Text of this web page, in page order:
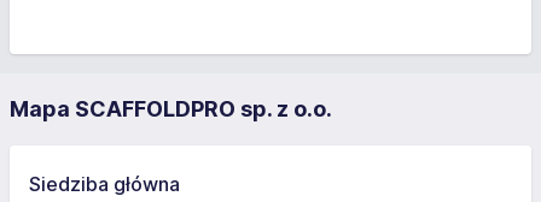
Mapa SCAFFOLDPRO sp. z o.o.
Siedziba główna